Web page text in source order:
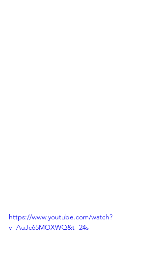
https://www.youtube.com/watch?
v=AuJc65MOXWQ&t=24s